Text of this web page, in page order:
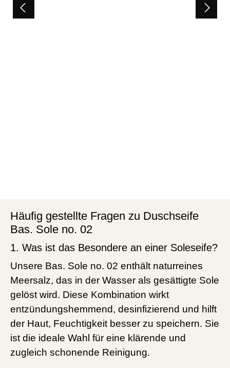
Häufig gestellte Fragen zu Duschseife
Bas. Sole no. 02
1. Was ist das Besondere an einer Soleseife?
Unsere Bas. Sole no. 02 enthält naturreines
Meersalz, das in der Wasser als gesättigte Sole
gelöst wird. Diese Kombination wirkt
entzündungshemmend, desinfizierend und hilft
der Haut, Feuchtigkeit besser zu speichern. Sie
ist die ideale Wahl für eine klärende und
zugleich schonende Reinigung.